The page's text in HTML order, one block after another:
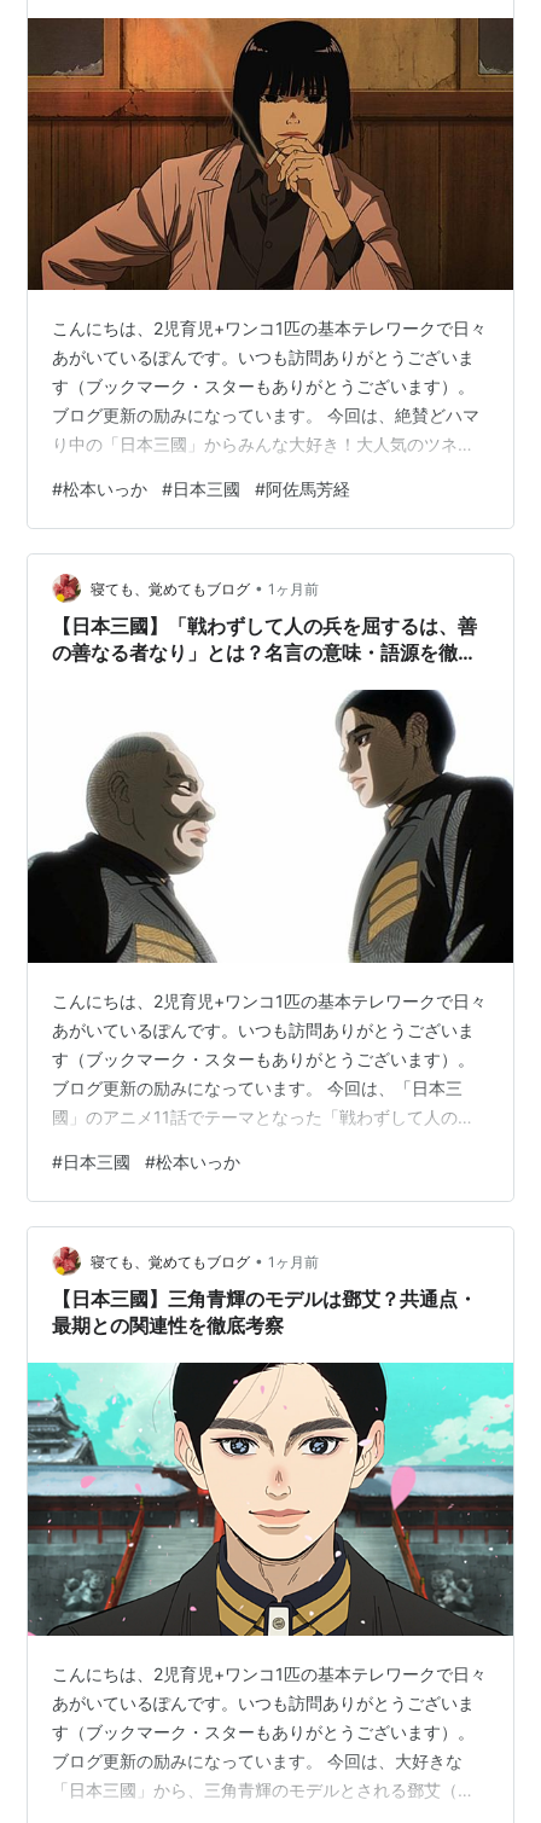
こんにちは、2児育児+ワンコ1匹の基本テレワークで日々
あがいているぽんです。いつも訪問ありがとうございま
す（ブックマーク・スターもありがとうございます）。
ブログ更新の励みになっています。 今回は、絶賛どハマ
り中の「日本三國」からみんな大好き！大人気のツネち
基本プロフィール 身体的特徴 初登場時・登竜門の話 ど
んな性格？ 女癖が悪い？ マザコン説は本当？ ツネちゃ
んさんの声優情報 死亡している？今後はどうなるのか？
最後に 基本プロフィール 名前：阿佐馬芳経（あさまよし
つね） あだ名：ツネちゃん、ツネちゃんさん 性別：男
誕生年：大和暦39年（…
#松本いっか #日本三國 #阿佐馬芳経
寝ても、覚めてもブログ • 1ヶ月前
【日本三國】「戦わずして人の兵を屈するは、善
の善なる者なり」とは？名言の意味・語源を徹底
こんにちは、2児育児+ワンコ1匹の基本テレワークで日々
あがいているぽんです。いつも訪問ありがとうございま
す（ブックマーク・スターもありがとうございます）。
ブログ更新の励みになっています。 今回は、「日本三
國」のアニメ11話でテーマとなった「戦わずして人の兵
解釈したいと思います。これまでの使われ方と「日本三
國」での捉え方を見ていきたいと思います。
www.udablog.com 「戦わずして人の兵を屈するは、善
の善なる者なり」の意味 語源は『孫子』の兵法 なぜ戦わ
ないことが「最善」なのか？ 『日本三國』でこの言葉が
持つ意味 三角青輝の強さは「知」…
#日本三國 #松本いっか
寝ても、覚めてもブログ • 1ヶ月前
【日本三國】三角青輝のモデルは鄧艾？共通点・
最期との関連性を徹底考察
こんにちは、2児育児+ワンコ1匹の基本テレワークで日々
あがいているぽんです。いつも訪問ありがとうございま
す（ブックマーク・スターもありがとうございます）。
ブログ更新の励みになっています。 今回は、大好きな
「日本三國」から、三角青輝のモデルとされる鄧艾（と